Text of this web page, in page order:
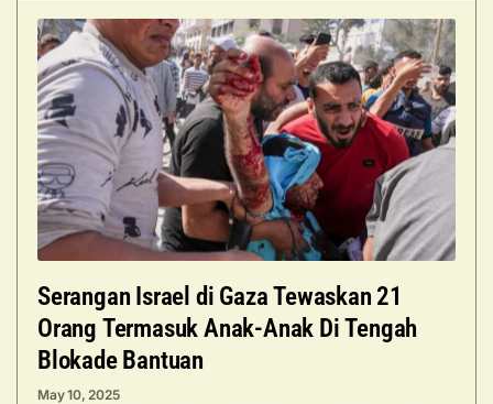
Serangan Israel di Gaza Tewaskan 21
Orang Termasuk Anak-Anak Di Tengah
Blokade Bantuan
May 10, 2025